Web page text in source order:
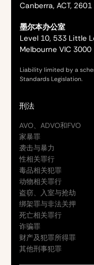
Canberra, ACT, 2601
墨尔本办公室
Level 10, 533 Little
Melbourne VIC 3000
Liability limited by a
Standards Legislation.
刑法
AVO、ADVO和FVO
家暴罪
袭击与暴力
性相关罪行
毒品相关犯罪
动物相关罪行
盗窃、入室与抢劫
绑架罪与非法关押
死亡相关罪行
诈骗罪
财产及犯罪所得罪
其他刑事犯罪